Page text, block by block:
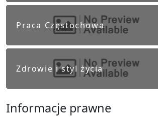
Praca Częstochowa
Zdrowie i styl życia
Informacje prawne